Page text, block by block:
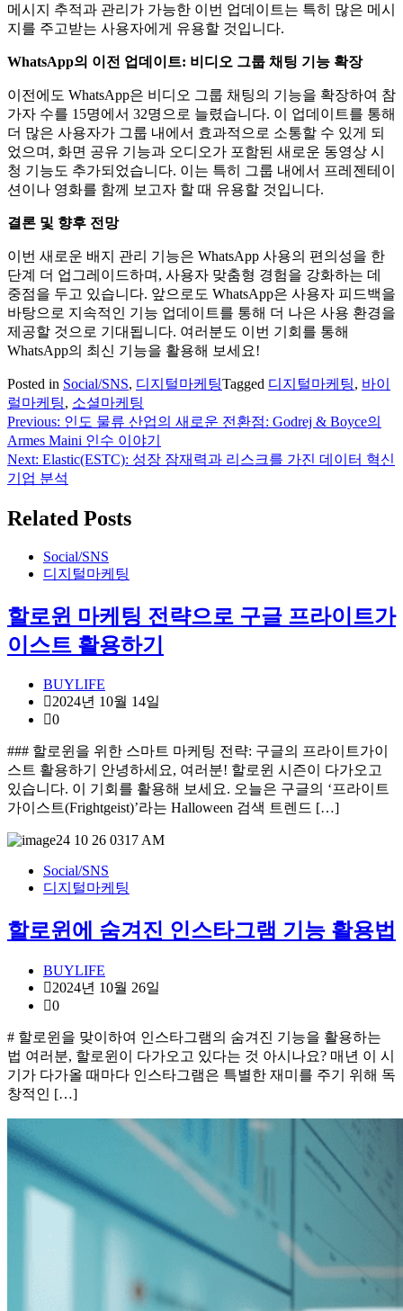
메시지 추적과 관리가 가능한 이번 업데이트는 특히 많은 메시
지를 주고받는 사용자에게 유용할 것입니다.
WhatsApp의 이전 업데이트: 비디오 그룹 채팅 기능 확장
이전에도 WhatsApp은 비디오 그룹 채팅의 기능을 확장하여 참
가자 수를 15명에서 32명으로 늘렸습니다. 이 업데이트를 통해
더 많은 사용자가 그룹 내에서 효과적으로 소통할 수 있게 되
었으며, 화면 공유 기능과 오디오가 포함된 새로운 동영상 시
청 기능도 추가되었습니다. 이는 특히 그룹 내에서 프레젠테이
션이나 영화를 함께 보고자 할 때 유용할 것입니다.
결론 및 향후 전망
이번 새로운 배지 관리 기능은 WhatsApp 사용의 편의성을 한
단계 더 업그레이드하며, 사용자 맞춤형 경험을 강화하는 데
중점을 두고 있습니다. 앞으로도 WhatsApp은 사용자 피드백을
바탕으로 지속적인 기능 업데이트를 통해 더 나은 사용 환경을
제공할 것으로 기대됩니다. 여러분도 이번 기회를 통해
WhatsApp의 최신 기능을 활용해 보세요!
Posted in Social/SNS, 디지털마케팅Tagged 디지털마케팅, 바이
럴마케팅, 소셜마케팅
글
탐
색
Previous: 인도 물류 산업의 새로운 전환점: Godrej & Boyce의
Armes Maini 인수 이야기
Next: Elastic(ESTC): 성장 잠재력과 리스크를 가진 데이터 혁신
기업 분석
Related Posts
Social/SNS
디지털마케팅
할로윈 마케팅 전략으로 구글 프라이트가
이스트 활용하기
BUYLIFE
2024년 10월 14일
0
### 할로윈을 위한 스마트 마케팅 전략: 구글의 프라이트가이
스트 활용하기 안녕하세요, 여러분! 할로윈 시즌이 다가오고
있습니다. 이 기회를 활용해 보세요. 오늘은 구글의 ‘프라이트
가이스트(Frightgeist)’라는 Halloween 검색 트렌드 […]
Social/SNS
디지털마케팅
할로윈에 숨겨진 인스타그램 기능 활용법
BUYLIFE
2024년 10월 26일
0
# 할로윈을 맞이하여 인스타그램의 숨겨진 기능을 활용하는
법 여러분, 할로윈이 다가오고 있다는 것 아시나요? 매년 이 시
기가 다가올 때마다 인스타그램은 특별한 재미를 주기 위해 독
창적인 […]